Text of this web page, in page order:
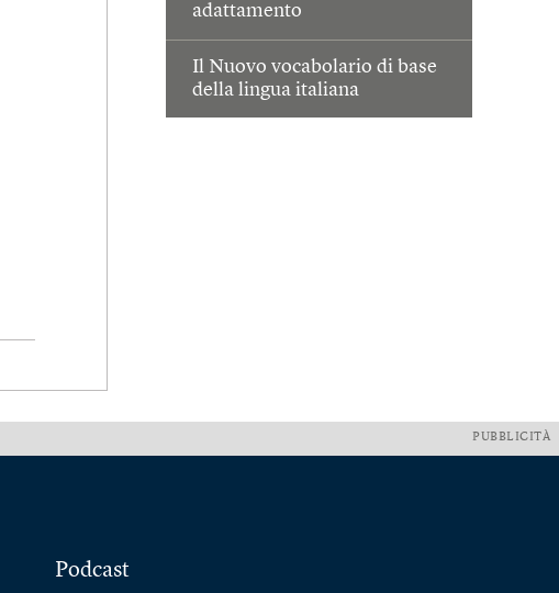
adattamento
Il Nuovo vocabolario di base
della lingua italiana
PUBBLICITÀ
Podcast